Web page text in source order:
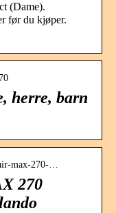
(Dame).
før du kjøper.
herre, barn
max-270-…
270